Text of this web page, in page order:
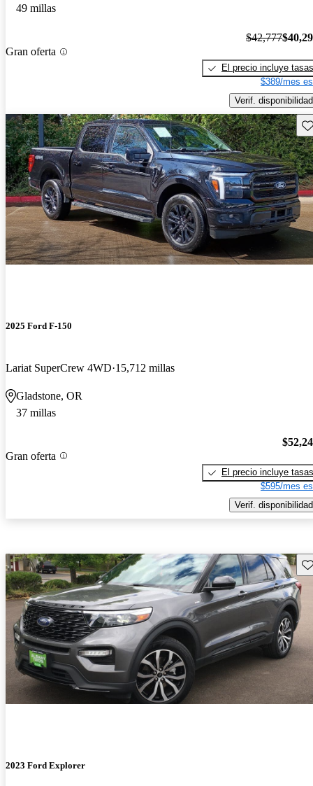
49 millas
Gran oferta
$42,777
El precio incluye tasas
$389/mes
Verif. disponibilidad
2025 Ford F-150
Lariat SuperCrew 4WD 15,712 millas
Gladstone, OR
37 millas
Gran oferta
El precio incluye tasas
$595/mes
Verif. disponibilidad
2023 Ford Explorer